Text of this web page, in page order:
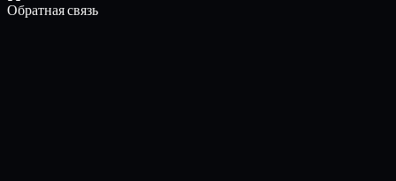
Обратная связь